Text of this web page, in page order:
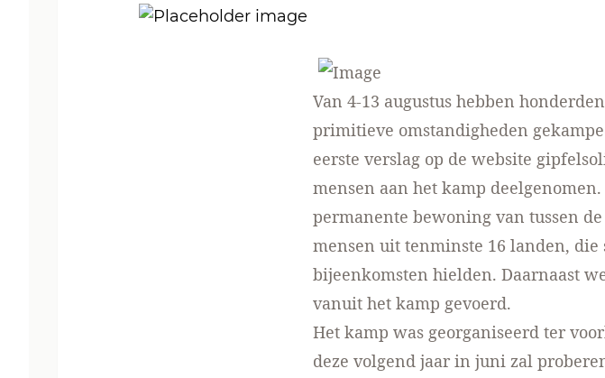
Van 4-13 augustus hebben
primitieve omstandigheden
eerste verslag op de website
mensen aan het kamp
permanente bewoning van tussen
mensen uit tenminste 16 landen, die
bijeenkomsten hielden. Daarnaast
vanuit het kamp gevoerd.
Het kamp was georganiseerd ter
deze volgend jaar in juni zal